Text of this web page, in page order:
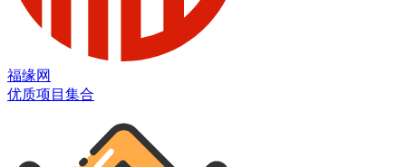
福缘网
优质项目集合